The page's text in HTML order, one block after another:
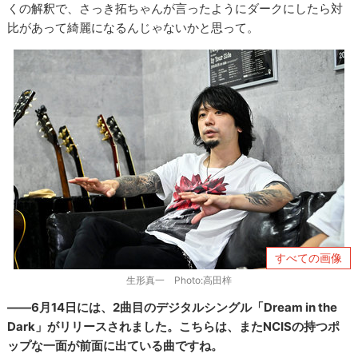
くの解釈で、さっき拓ちゃんが言ったようにダークにしたら対
比があって綺麗になるんじゃないかと思って。
すべての画像
生形真一 Photo:高田梓
――6月14日には、2曲目のデジタルシングル「Dream in the
Dark」がリリースされました。こちらは、またNCISの持つポ
ップな一面が前面に出ている曲ですね。